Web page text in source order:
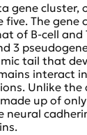
gene cluster,
The gene
of B-cell and
3
tail that
interact
Unlike
up of
neural